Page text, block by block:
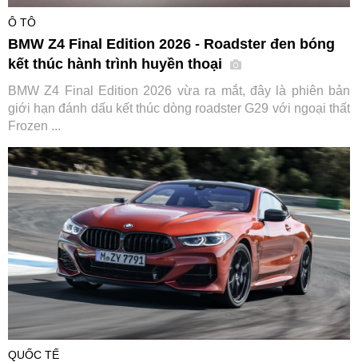
Ô TÔ
BMW Z4 Final Edition 2026 - Roadster đen bóng
kết thúc hành trình huyền thoại
BMW Z4 Final Edition 2026 vừa ra mắt, đây là phiên bản
giới hạn đánh dấu kết thúc dòng roadster G29 với ngoại thất
Frozen ...
QUỐC TẾ